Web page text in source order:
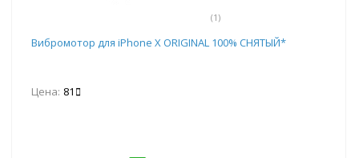
(1)
Вибромотор для iPhone X ORIGINAL 100% СНЯТЫЙ*
Цена: 81